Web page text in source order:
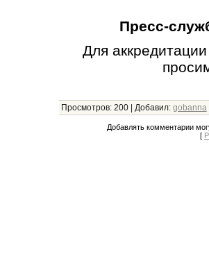
Пресс-
Для
Просмотров: 200| Добавил: gobanna
Добавлять комментарии
[